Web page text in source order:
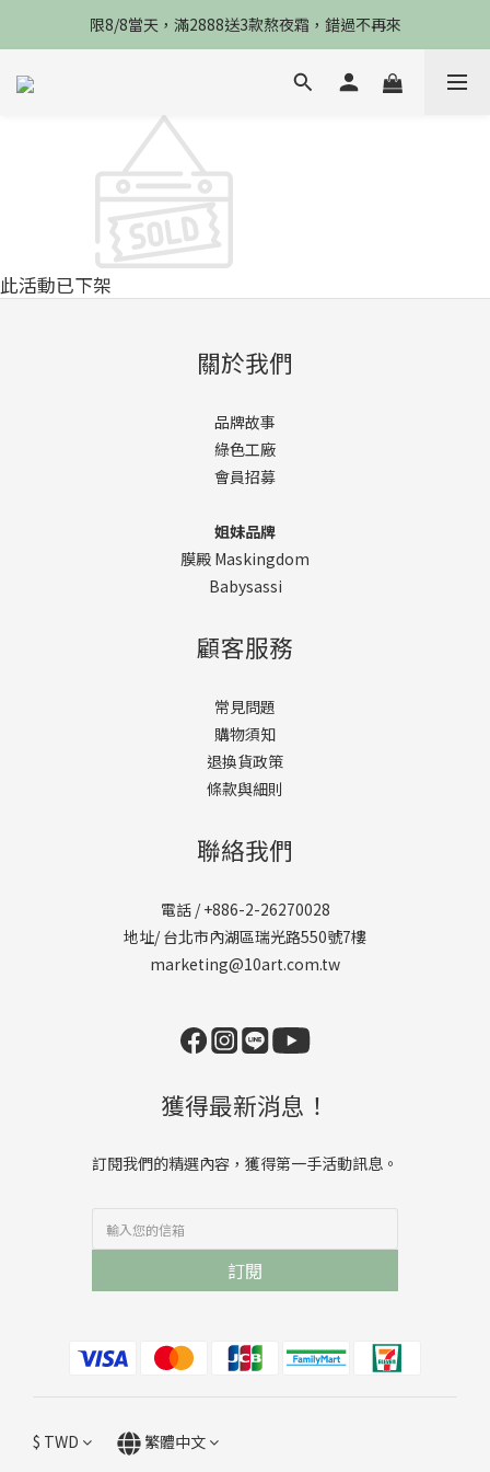
限8/8當天，滿2888送3款熬夜霜，錯過不再來
限8/8當天，滿2888送3款熬夜霜，錯過不再來
倒數3天，任選兩件88折，最高再贈$2800
限時物理性防曬，一件免運
限8/8當天，滿2888送3款熬夜霜，錯過不再來
此活動已下架
關於我們
品牌故事
綠色工廠
會員招募
姐妹品牌
膜殿 Maskingdom
Babysassi
顧客服務
常見問題
購物須知
退換貨政策
條款與細則
聯絡我們
電話 / +886-2-26270028
地址/ 台北市內湖區瑞光路550號7樓
marketing@10art.com.tw
獲得最新消息！
訂閱我們的精選內容，獲得第一手活動訊息。
訂閱
$ TWD 繁體中文